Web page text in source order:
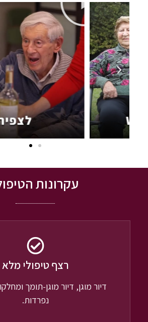
עקרונות
רצף טיפולי מלא
דיור מוגן, דיור מוגן-תומך
נפרדות.